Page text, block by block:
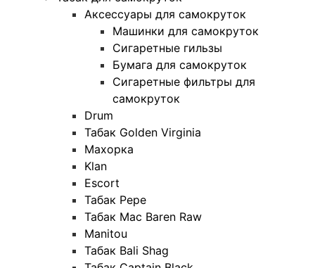
Аксессуары для самокруток
Машинки для самокруток
Сигаретные гильзы
Бумага для самокруток
Сигаретные фильтры для
самокруток
Drum
Табак Golden Virginia
Махорка
Klan
Escort
Табак Pepe
Табак Mac Baren Raw
Manitou
Табак Bali Shag